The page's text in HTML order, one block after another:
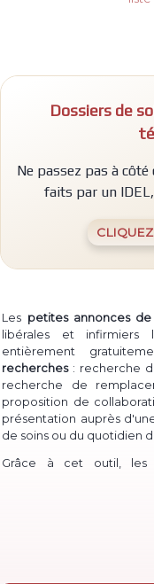
Dossiers de
Ne passez pas à
faits par un
Les petites annonces de
libérales et
entièrement
recherches: recherche
recherche de
proposition de
présentation auprès
de soins ou du quotidien
Grâce à cet outil, les
consulter les
remplaçante et
De même, des
recherche